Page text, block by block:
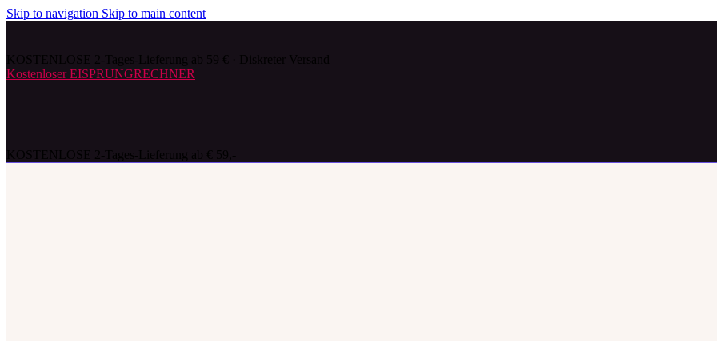
Skip to navigation Skip to main content
Kostenloser EISPRUNGRECHNER